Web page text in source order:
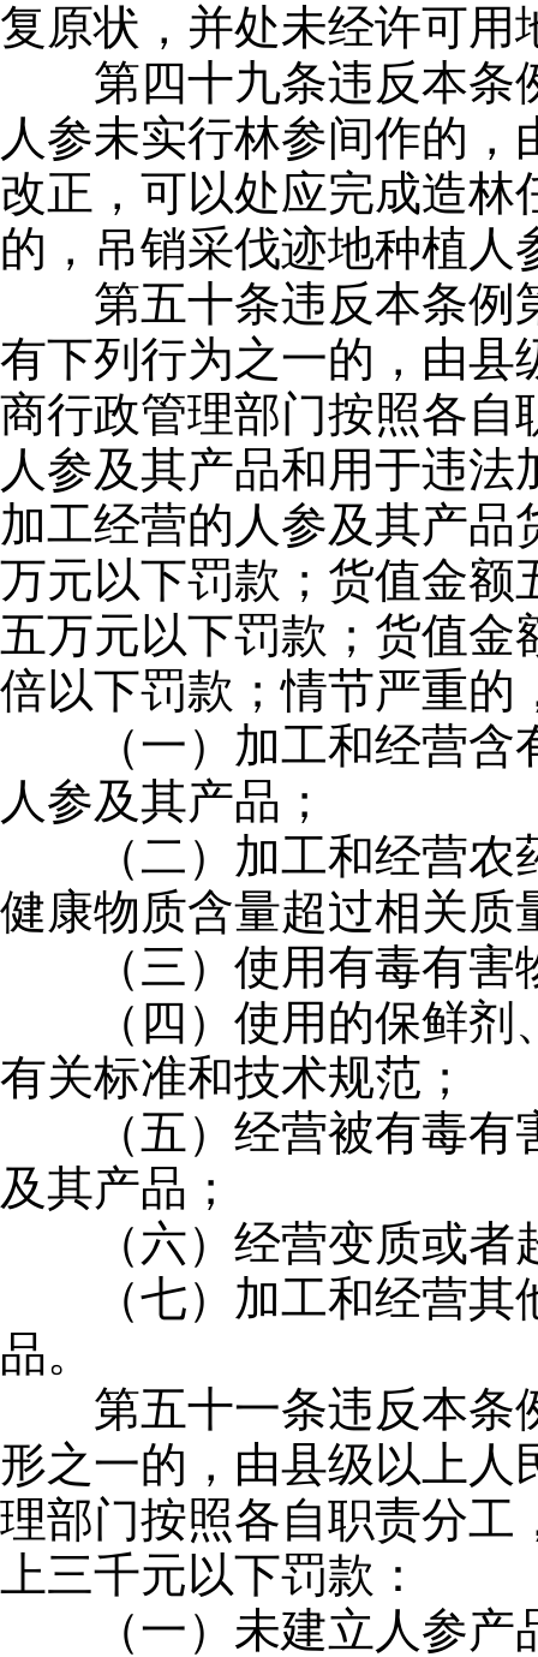
复原状，并处未经许可用
第四十九条违反本条
人参未实行林参间作的
改正，可以处应完成造林
的，吊销采伐迹地种植人
第五十条违反本条例
有下列行为之一的，由县
商行政管理部门按照各自
人参及其产品和用于违
加工经营的人参及其产
万元以下罚款；货值金额
五万元以下罚款；货值
倍以下罚款；情节严重的
（一）加工和经营含
人参及其产品；
（二）加工和经营农
健康物质含量超过相关质
（三）使用有毒有害
（四）使用的保鲜剂
有关标准和技术规范；
（五）经营被有毒有
及其产品；
（六）经营变质或者
（七）加工和经营其
品。
第五十一条违反本条
形之一的，由县级以上
理部门按照各自职责分工
上三千元以下罚款：
（一）未建立人参产